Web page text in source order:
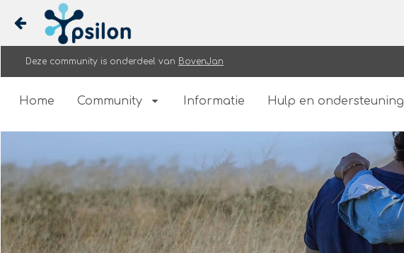
Home
Actueel
Nieuwe inhoud
Nieuws
Deze community is onderdeel van BovenJan
Home Community Informatie Hulp en ondersteuning